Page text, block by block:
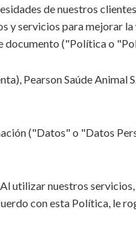
Financiero
de nuestros
y servicios para mejorar la
documento ("Política o
Pearson Saúde Animal
("Datos" o "Datos
utilizar nuestros
con esta Política, le